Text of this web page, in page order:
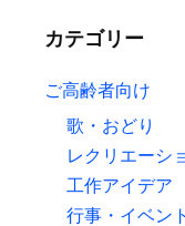
カテゴリー
ご高齢者向け
歌・おどり
レクリエーシ
工作アイデア
行事・イベント